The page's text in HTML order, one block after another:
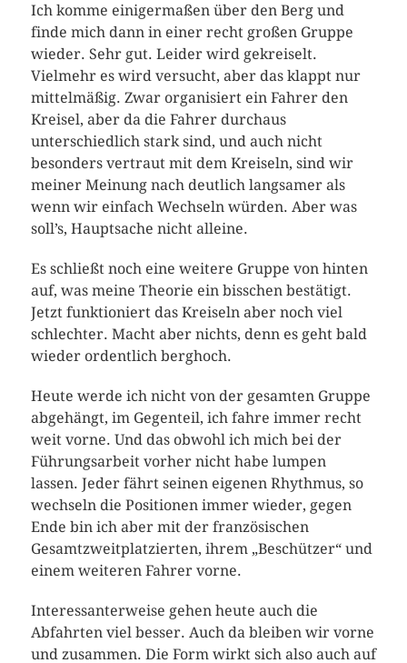
Ich komme einigermaßen über den Berg und
finde mich dann in einer recht großen Gruppe
wieder. Sehr gut. Leider wird gekreiselt.
Vielmehr es wird versucht, aber das klappt nur
mittelmäßig. Zwar organisiert ein Fahrer den
Kreisel, aber da die Fahrer durchaus
unterschiedlich stark sind, und auch nicht
besonders vertraut mit dem Kreiseln, sind wir
meiner Meinung nach deutlich langsamer als
wenn wir einfach Wechseln würden. Aber was
soll’s, Hauptsache nicht alleine.
Es schließt noch eine weitere Gruppe von hinten
auf, was meine Theorie ein bisschen bestätigt.
Jetzt funktioniert das Kreiseln aber noch viel
schlechter. Macht aber nichts, denn es geht bald
wieder ordentlich berghoch.
Heute werde ich nicht von der gesamten Gruppe
abgehängt, im Gegenteil, ich fahre immer recht
weit vorne. Und das obwohl ich mich bei der
Führungsarbeit vorher nicht habe lumpen
lassen. Jeder fährt seinen eigenen Rhythmus, so
wechseln die Positionen immer wieder, gegen
Ende bin ich aber mit der französischen
Gesamtzweitplatzierten, ihrem „Beschützer“ und
einem weiteren Fahrer vorne.
Interessanterweise gehen heute auch die
Abfahrten viel besser. Auch da bleiben wir vorne
und zusammen. Die Form wirkt sich also auch auf